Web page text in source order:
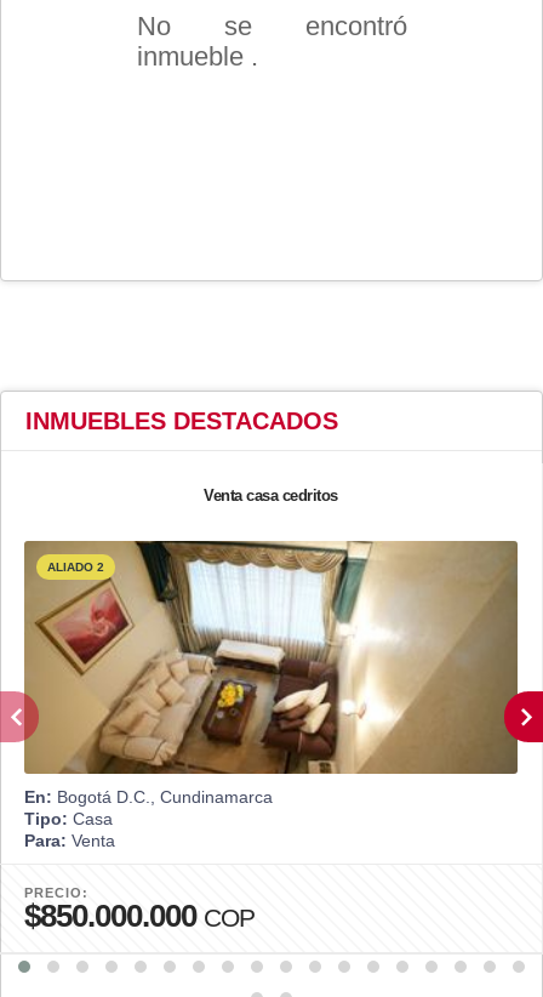
No se encontró
inmueble .
INMUEBLES DESTACADOS
Venta casa cedritos
ALIADO 2
En: Bogotá D.C., Cundinamarca
Tipo: Casa
Para: Venta
PRECIO:
$850.000.000 COP